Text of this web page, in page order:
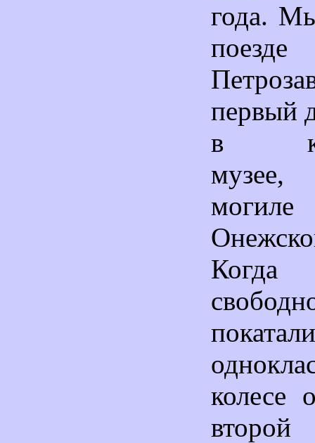
года.
первый
в
музее,
колесе